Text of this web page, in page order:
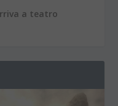
a teatro